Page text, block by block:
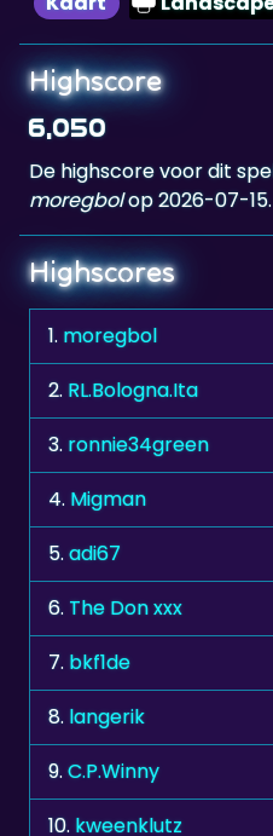
Highscore
6,050
De highscore voor dit spel
moregbol
Highscores
1.moregbol
2.RL.Bologna.Ita
3. ronnie34green
4.Migman
5. adi67
6. The Don xxx
7. bkf1de
8. langerik
9. C.P.Winny
10.kweenklutz
11. shooter